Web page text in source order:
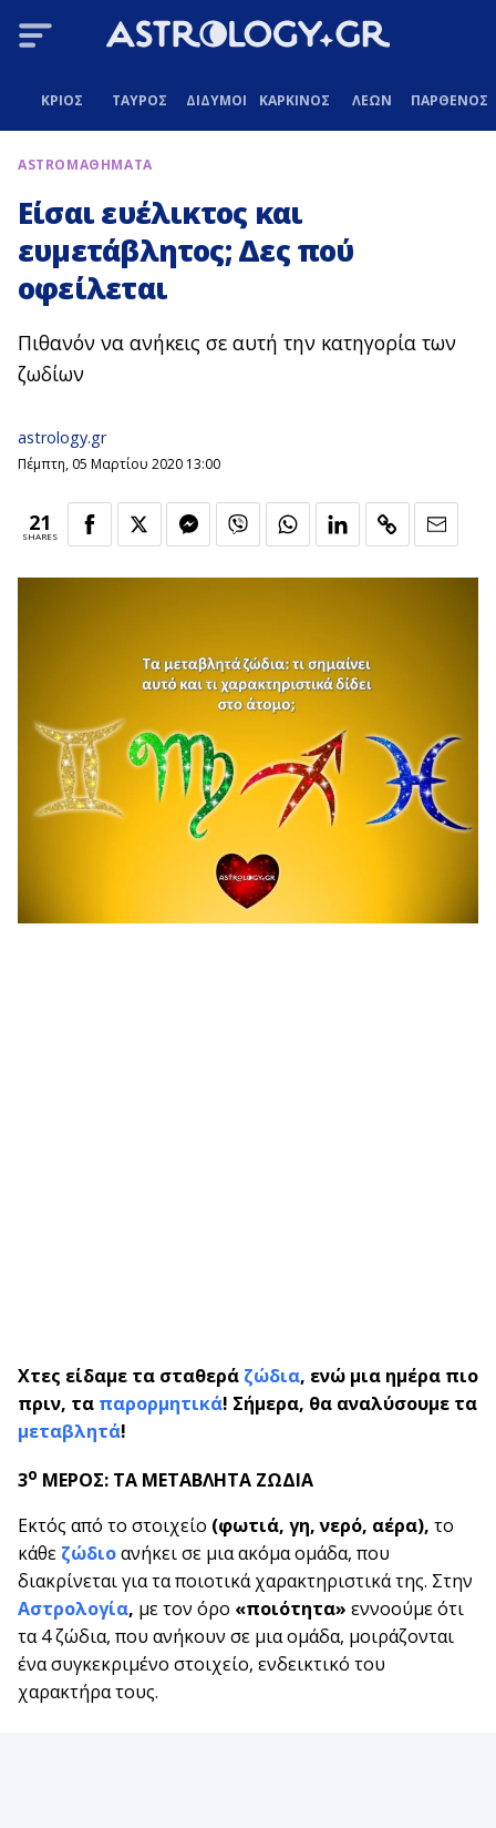
ΚΡΙΟΣ ΤΑΥΡΟΣ ΔΙΔΥΜΟΙ ΚΑΡΚΙΝΟΣ ΛΕΩΝ ΠΑΡΘΕΝΟΣ
ASTROΜΑΘΗΜΑΤΑ
Είσαι ευέλικτος και
ευμετάβλητος; Δες πού
οφείλεται
Πιθανόν να ανήκεις σε αυτή την κατηγορία των
ζωδίων
astrology.gr
Πέμπτη, 05 Μαρτίου 2020 13:00
21
SHARES
Χτες είδαμε τα σταθερά ζώδια, ενώ μια ημέρα πιο
πριν, τα παρορμητικά! Σήμερα, θα αναλύσουμε τα
μεταβλητά!
3ο ΜΕΡΟΣ: ΤΑ ΜΕΤΑΒΛΗΤΑ ΖΩΔΙΑ
Εκτός από το στοιχείο (φωτιά, γη, νερό, αέρα), το
κάθε ζώδιοανήκει σε μια ακόμα ομάδα, που
διακρίνεται για τα ποιοτικά χαρακτηριστικά της. Στην
Αστρολογία, με τον όρο «ποιότητα» εννοούμε ότι
τα 4 ζώδια, που ανήκουν σε μια ομάδα, μοιράζονται
ένα συγκεκριμένο στοιχείο, ενδεικτικό του
χαρακτήρα τους.